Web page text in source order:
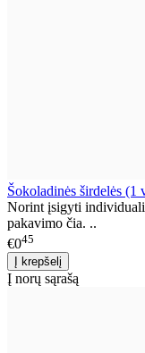
Šokoladinės širdelės (1
Norint įsigyti
pakavimo čia. ..
€045
Į norų sąrašą